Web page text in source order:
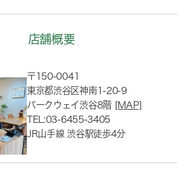
店舗概要
〒150-0041
東京都渋谷区神南1-20-9
パークウェイ渋谷8階 [MAP]
TEL:03-6455-3405
JR山手線 渋谷駅徒歩4分